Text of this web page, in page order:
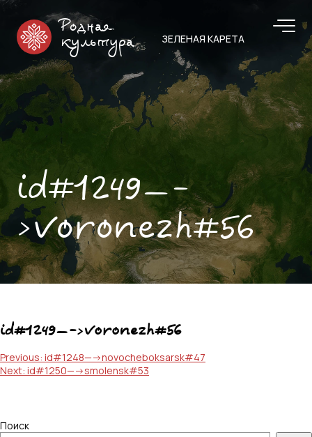
Родная
культура
ЗЕЛЕНАЯ КАРЕТА
id#1249—-
>voronezh#56
id#1249—->voronezh#56
Навигация
по
Previous: id#1248—->novocheboksarsk#47
Next: id#1250—->smolensk#53
Поиск